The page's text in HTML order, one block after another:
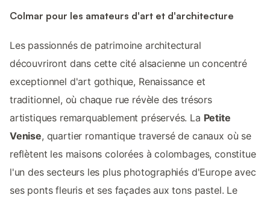
Colmar pour les amateurs d'art et d'architecture
Les passionnés de patrimoine architectural
découvriront dans cette cité alsacienne un concentré
exceptionnel d'art gothique, Renaissance et
traditionnel, où chaque rue révèle des trésors
artistiques remarquablement préservés. La Petite
Venise, quartier romantique traversé de canaux où se
reflètent les maisons colorées à colombages, constitue
l'un des secteurs les plus photographiés d'Europe avec
ses ponts fleuris et ses façades aux tons pastel. Le